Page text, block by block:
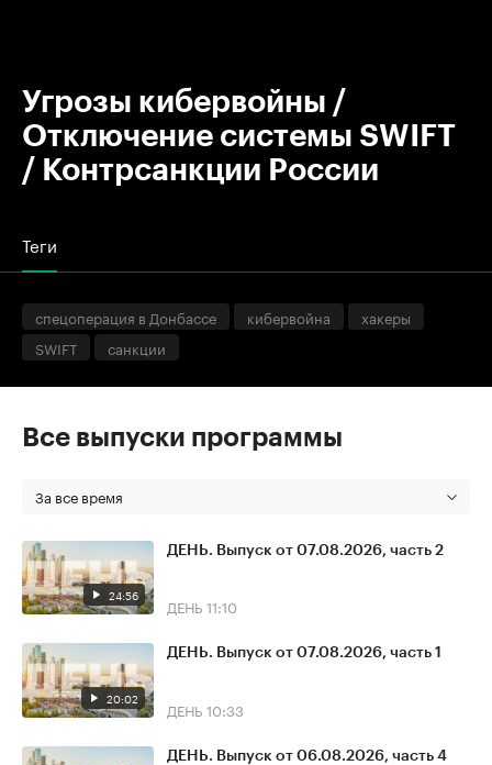
Угрозы кибервойны /
Отключение системы SWIFT
/ Контрсанкции России
Теги
спецоперация в Донбассе кибервойна
хакеры
SWIFT
санкции
Все выпуски программы
За все время
24:56
ДЕНЬ. Выпуск от 07.08.2026, часть 2
ДЕНЬ 11:10
20:02
ДЕНЬ. Выпуск от 07.08.2026, часть 1
ДЕНЬ 10:33
ДЕНЬ. Выпуск от 06.08.2026, часть 4